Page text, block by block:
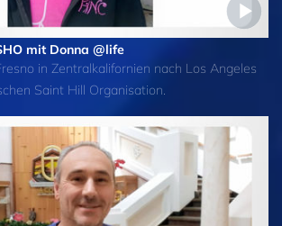
mit Donna @life
in Zentralkalifornien nach Los Angeles
Saint Hill Organisation.